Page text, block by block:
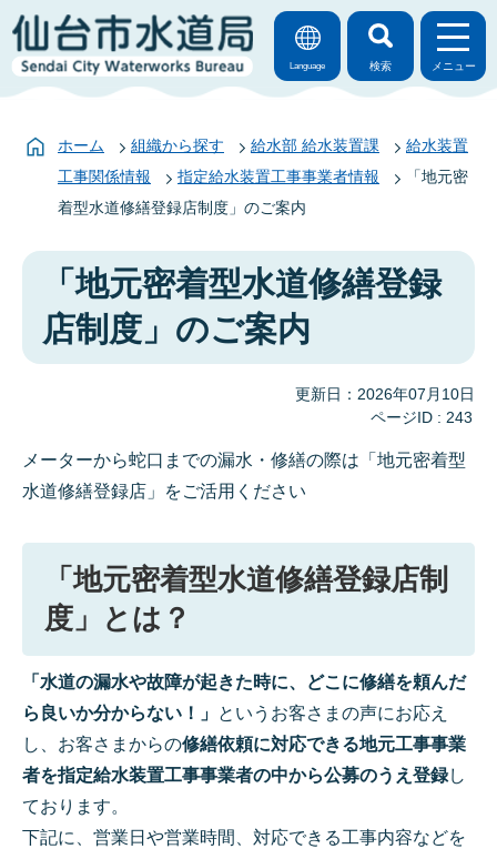
Language 検索 メニュー
ホーム 組織から探す 給水部 給水装置課
給水装置
工事関係情報
指定給水装置工事事業者情報
「地元密
着型水道修繕登録店制度」のご案内
「地元密着型水道修繕登録
店制度」のご案内
更新日：2026年07月10日
ページID : 243
メーターから蛇口までの漏水・修繕の際は「地元密着型
水道修繕登録店」をご活用ください
「地元密着型水道修繕登録店制
度」とは？
「水道の漏水や故障が起きた時に、どこに修繕を頼んだ
ら良いか分からない！」 というお客さまの声にお応え
し、お客さまからの修繕依頼に対応できる地元工事事業
者を指定給水装置工事事業者の中から公募のうえ登録し
ております。
下記に、営業日や営業時間、対応できる工事内容などを